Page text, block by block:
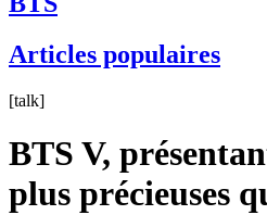
Articles populaires
[talk]
BTS V,
plus précieuses